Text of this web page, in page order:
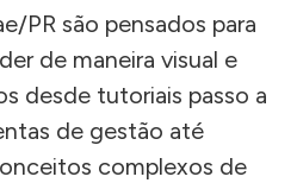
PR são pensados para
de maneira visual e
desde tutoriais passo a
de gestão até
complexos de